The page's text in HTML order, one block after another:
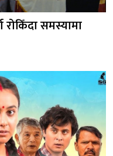
रोकिँदा समस्यामा